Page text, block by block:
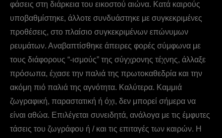
φάσεις στη διάρκεια του εικοστού αιώνα. Κατά καιρούς
υποβαθμίστηκε, άλλοτε συνδυάστηκε με συγκεκριμένες
προθέσεις, στο πλαίσιο συγκεκριμένων επώνυμων
ρευμάτων. Αναβαπτίσθηκε άπειρες φορές σύμφωνα με
τους διάφορους “-ισμούς” της σύγχρονης τέχνης, άλλαξε
πρόσωπα, έχασε την παλιά της πρωτοκαθεδρία και την
ακόμη πιό παλιά της αγνότητα. Καλύτερα. Καμμιά
ζωγραφική, παραστατική ή όχι, δεν μπορεί σήμερα να
είναι αθώα. Επιλέγεται συνειδητά, ανάλογα με τις έμφυτες
τάσεις του ζωγράφου ή / και τις επιταγές των καιρών. Η